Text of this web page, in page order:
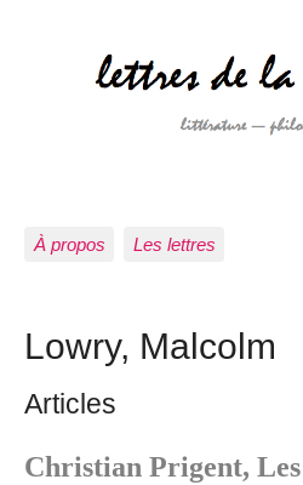
À propos Les lettres
Lowry, Malcolm
Articles
Christian Prigent,